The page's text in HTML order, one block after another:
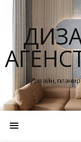
Дизайн,